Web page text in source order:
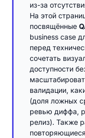
из-за
На этой
посвящённые
business case
перед
сочетать
доступности
валидации,
(доля ложных
ревью диффа,
релиз). Также